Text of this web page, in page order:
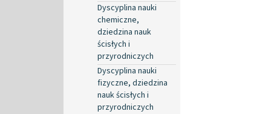
Dyscyplina nauki
chemiczne,
dziedzina nauk
ścisłych i
przyrodniczych
Dyscyplina nauki
fizyczne, dziedzina
nauk ścisłych i
przyrodniczych